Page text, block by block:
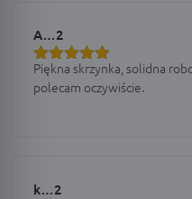
A…2
Oceniono5
na 5
Piękna skrzynka, solidna
polecam oczywiście.
k…2